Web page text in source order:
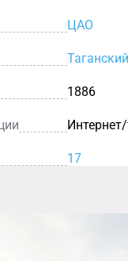
ЦАО
Таганский
1886
17